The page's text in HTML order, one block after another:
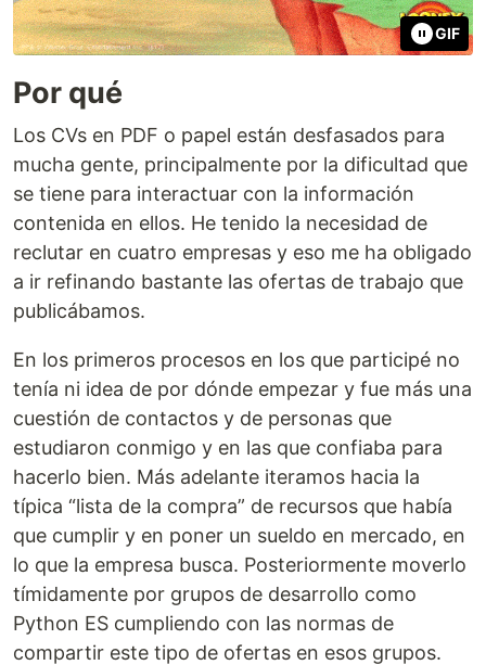
GIF
Por qué
Los CVs en PDF o papel están desfasados para
mucha gente, principalmente por la dificultad que
se tiene para interactuar con la información
contenida en ellos. He tenido la necesidad de
reclutar en cuatro empresas y eso me ha obligado
a ir refinando bastante las ofertas de trabajo que
publicábamos.
En los primeros procesos en los que participé no
tenía ni idea de por dónde empezar y fue más una
cuestión de contactos y de personas que
estudiaron conmigo y en las que confiaba para
hacerlo bien. Más adelante iteramos hacia la
típica “lista de la compra” de recursos que había
que cumplir y en poner un sueldo en mercado, en
lo que la empresa busca. Posteriormente moverlo
tímidamente por grupos de desarrollo como
Python ES cumpliendo con las normas de
compartir este tipo de ofertas en esos grupos.